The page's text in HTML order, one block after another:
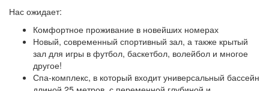
Нас ожидает:
Комфортное проживание в новейших номерах
Новый, современный спортивный зал, а также крытый
зал для игры в футбол, баскетбол, волейбол и многое
другое!
Спа-комплекс, в который входит универсальный бассейн